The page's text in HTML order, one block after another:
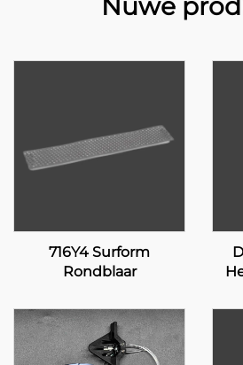
Nuwe
716Y4 Surform
Rondblaar